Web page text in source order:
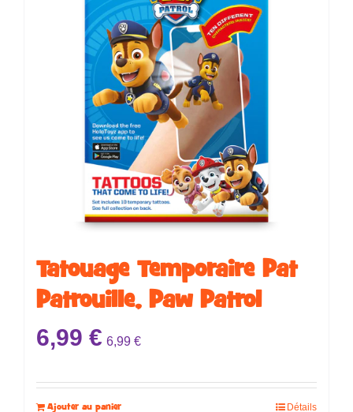
Tatouage Temporaire ​​​​Pat
Patrouille, Paw Patrol
6,99 € 6,99 €
Ajouter au panier Détails